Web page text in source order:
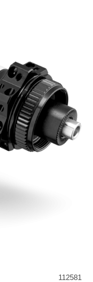
112581